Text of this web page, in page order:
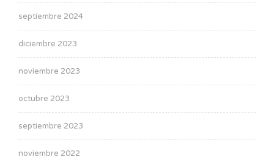
septiembre 2024
diciembre 2023
noviembre 2023
octubre 2023
septiembre 2023
noviembre 2022